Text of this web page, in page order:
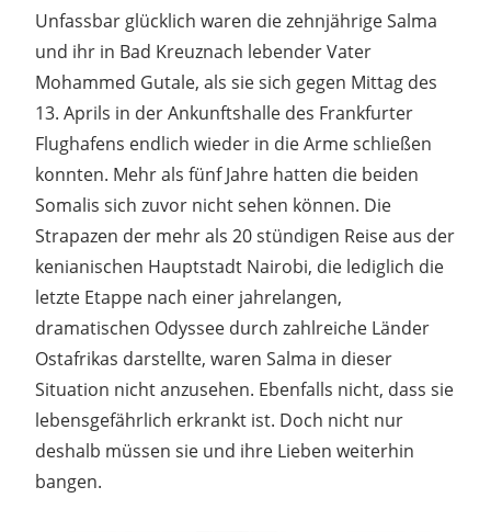
Unfassbar glücklich waren die zehnjährige Salma
und ihr in Bad Kreuznach lebender Vater
Mohammed Gutale, als sie sich gegen Mittag des
13. Aprils in der Ankunftshalle des Frankfurter
Flughafens endlich wieder in die Arme schließen
konnten. Mehr als fünf Jahre hatten die beiden
Somalis sich zuvor nicht sehen können. Die
Strapazen der mehr als 20 stündigen Reise aus der
kenianischen Hauptstadt Nairobi, die lediglich die
letzte Etappe nach einer jahrelangen,
dramatischen Odyssee durch zahlreiche Länder
Ostafrikas darstellte, waren Salma in dieser
Situation nicht anzusehen. Ebenfalls nicht, dass sie
lebensgefährlich erkrankt ist. Doch nicht nur
deshalb müssen sie und ihre Lieben weiterhin
bangen.